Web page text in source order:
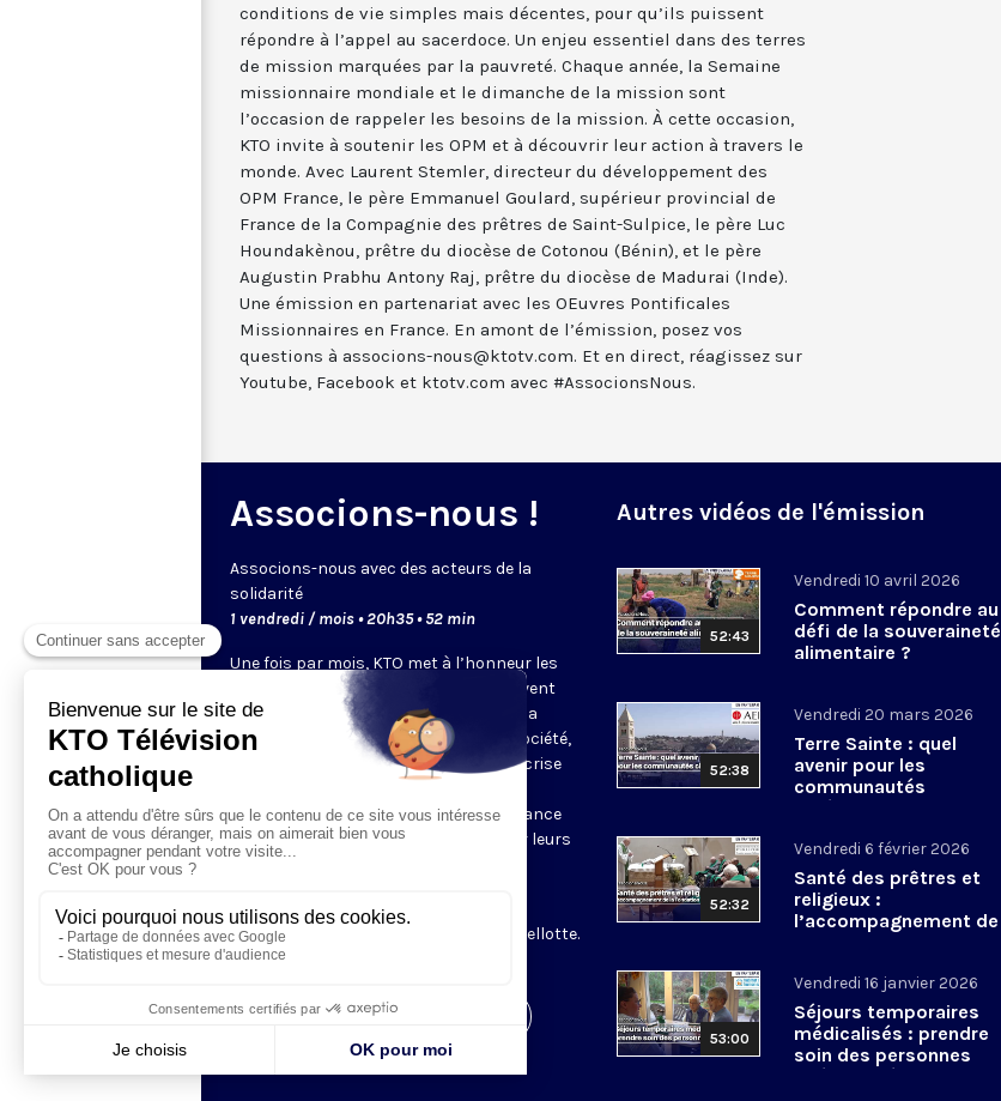
conditions de vie simples mais décentes, pour qu’ils puissent
répondre à l’appel au sacerdoce. Un enjeu essentiel dans des terres
de mission marquées par la pauvreté. Chaque année, la Semaine
missionnaire mondiale et le dimanche de la mission sont
l’occasion de rappeler les besoins de la mission. À cette occasion,
KTO invite à soutenir les OPM et à découvrir leur action à travers le
monde. Avec Laurent Stemler, directeur du développement des
OPM France, le père Emmanuel Goulard, supérieur provincial de
France de la Compagnie des prêtres de Saint-Sulpice, le père Luc
Houndakènou, prêtre du diocèse de Cotonou (Bénin), et le père
Augustin Prabhu Antony Raj, prêtre du diocèse de Madurai (Inde).
Une émission en partenariat avec les OEuvres Pontificales
Missionnaires en France. En amont de l’émission, posez vos
questions à associons-nous@ktotv.com. Et en direct, réagissez sur
Youtube, Facebook et ktotv.com avec #AssocionsNous.
Associons-nous !
Associons-nous avec des acteurs de la
solidarité
1 vendredi / mois • 20h35 • 52 min
Une fois par mois, KTO met à l’honneur les
associations chrétiennes. Elles s’activent
avec discrétion sur tous les fronts de la
solidarité, sur toutes les failles de la société,
ici et à l’autre bout du monde. Chaque crise
chrétiens sur le terrain, donc l’importance
de détailler leurs actions, de présenter leurs
Une émission présentée par Yannick Bellotte.
Visiter la page de l'émission
Autres vidéos de l'émission
52:43
Vendredi 10 avril 2026
Comment répondre au
défi de la souveraineté
alimentaire ?
52:38
Vendredi 20 mars 2026
Terre Sainte : quel
avenir pour les
communautés
chrétiennes ?
52:32
Vendredi 6 février 2026
Santé des prêtres et
religieux :
l’accompagnement de
53:00
Vendredi 16 janvier 2026
Séjours temporaires
médicalisés : prendre
soin des personnes
âgées isolées